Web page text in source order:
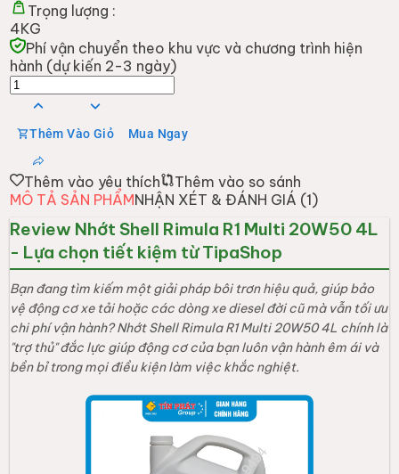
Trọng lượng :
4KG
Phí vận chuyển theo khu vực và chương trình hiện
hành (dự kiến 2-3 ngày)
Thêm Vào Giỏ Mua Ngay
Thêm vào yêu thích
Thêm vào so sánh
MÔ TẢ SẢN PHẨMNHẬN XÉT & ĐÁNH GIÁ (1)
Review Nhớt Shell Rimula R1 Multi 20W50 4L
- Lựa chọn tiết kiệm từ TipaShop
Bạn đang tìm kiếm một giải pháp bôi trơn hiệu quả, giúp bảo
vệ động cơ xe tải hoặc các dòng xe diesel đời cũ mà vẫn tối ưu
chi phí vận hành? Nhớt Shell Rimula R1 Multi 20W50 4L chính là
"trợ thủ" đắc lực giúp động cơ của bạn luôn vận hành êm ái và
bền bỉ trong mọi điều kiện làm việc khắc nghiệt.